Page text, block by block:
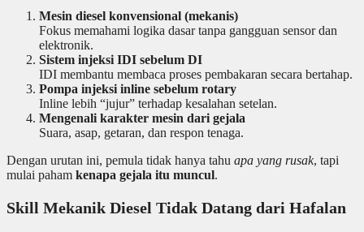
Mesin diesel konvensional (mekanis)
Fokus memahami logika dasar tanpa gangguan sensor dan
elektronik.
Sistem injeksi IDI sebelum DI
IDI membantu membaca proses pembakaran secara bertahap.
Pompa injeksi inline sebelum rotary
Inline lebih “jujur” terhadap kesalahan setelan.
Mengenali karakter mesin dari gejala
Suara, asap, getaran, dan respon tenaga.
Dengan urutan ini, pemula tidak hanya tahu apa yang rusak, tapi
mulai paham kenapa gejala itu muncul.
Skill Mekanik Diesel Tidak Datang dari Hafalan